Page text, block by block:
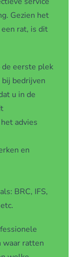
Gezien het
rat, is dit
eerste plek
bedrijven
u in de
advies
en
BRC, IFS,
waar ratten